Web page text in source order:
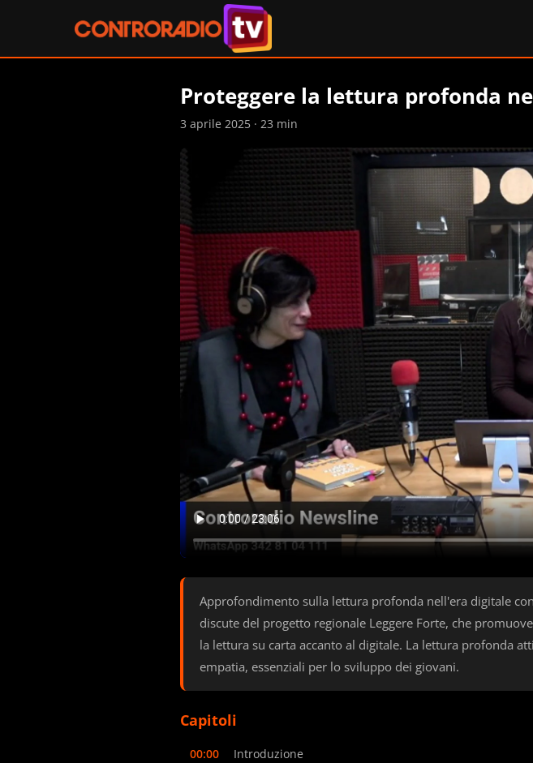
Proteggere la lettura profonda
3 aprile 2025 · 23 min
Approfondimento sulla lettura profonda nell'era digitale
discute del progetto regionale Leggere Forte, che
la lettura su carta accanto al digitale. La lettura profonda
empatia, essenziali per lo sviluppo dei giovani.
Capitoli
00:00
Introduzione